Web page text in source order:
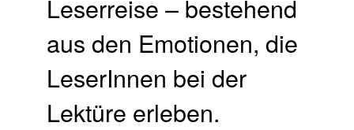
Leserreise – bestehend
aus den Emotionen, die
LeserInnen bei der
Lektüre erleben.